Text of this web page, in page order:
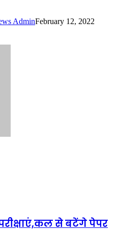
AdminFebruary 12, 2022
से बटेंगे पेपर